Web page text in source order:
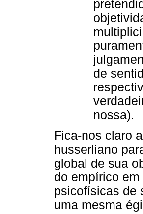
de
nossa).
Fica-nos claro
husserliano
global de sua
do empírico
psicofísicas de
uma mesma